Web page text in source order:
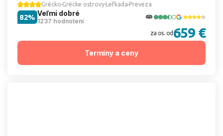
Grécko Grécke ostrovy Lefkada Preveza
Veľmi dobré
1237 hodnotení
82%
za os. od 659 €
Termíny a ceny